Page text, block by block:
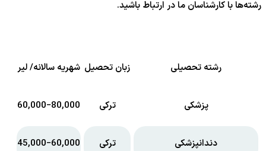
رشته‌ها با کارشناسان ما در ارتباط باشید.
رشته تحصیلی زبان تحصیل شهریه سالانه/ لیر
پزشکی ترکی 60,000−80,000
دندانپزشکی ترکی 45,000−60,000